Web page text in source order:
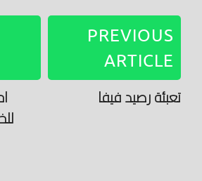
PREVIOUS
ARTICLE
تعبئة رصيد فيفا